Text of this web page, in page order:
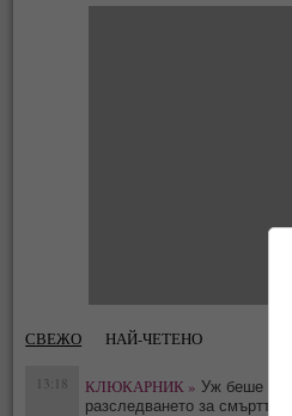
СВЕЖО НАЙ-ЧЕТЕНО
13:18 КЛЮКАРНИК » Уж беше
разследването за смъртта